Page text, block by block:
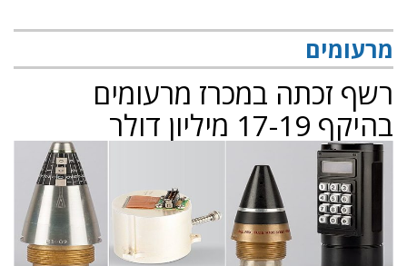
מרעומים
רשף זכתה במכרז מרעומים
בהיקף 17-19 מיליון דולר